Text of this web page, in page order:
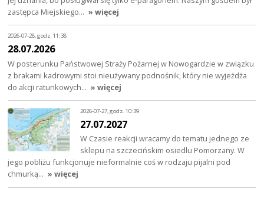
zastępca Miejskiego… » więcej
2026-07-28, godz. 11:38
28.07.2026
W posterunku Państwowej Straży Pożarnej w Nowogardzie w związku
z brakami kadrowymi stoi nieużywany podnośnik, który nie wyjeżdża
do akcji ratunkowych… » więcej
2026-07-27, godz. 10:39
27.07.2027
W Czasie reakcji wracamy do tematu jednego ze
sklepu na szczecińskim osiedlu Pomorzany. W
jego pobliżu funkcjonuje nieformalnie coś w rodzaju pijalni pod
chmurką… » więcej